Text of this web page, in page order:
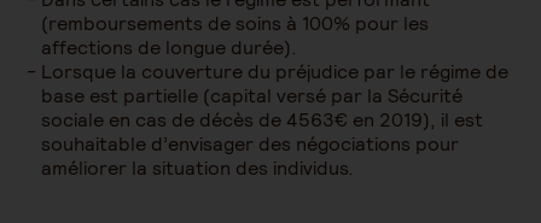
(remboursements de soins à 100% pour les
affections de longue durée).
Lorsque la couverture du préjudice par le régime de
base est partielle (capital versé par la Sécurité
sociale en cas de décès de 4563€ en 2019), il est
souhaitable d’envisager des négociations pour
améliorer la situation des individus.